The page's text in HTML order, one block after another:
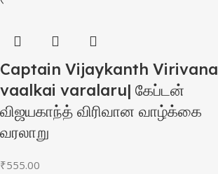
Captain Vijaykanth Virivana
vaalkai varalaru| கேப்டன்
விஜயகாந்த் விரிவான வாழ்க்கை
வரலாறு
₹555.00